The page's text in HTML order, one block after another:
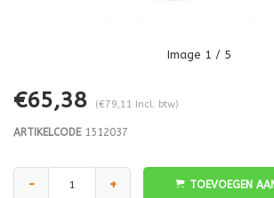
Image 1 / 5
€65,38 (€79,11 Incl. btw)
ARTIKELCODE1512037
- + TOEVOEGEN